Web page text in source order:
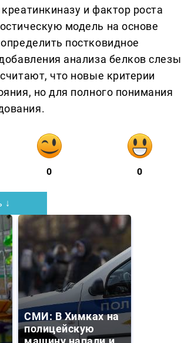
и фактор роста
модель на основе
постковидное
анализа белков слезы
что новые критерии
но для полного понимания
0 0
↓
СМИ: В Химках на
полицейскую